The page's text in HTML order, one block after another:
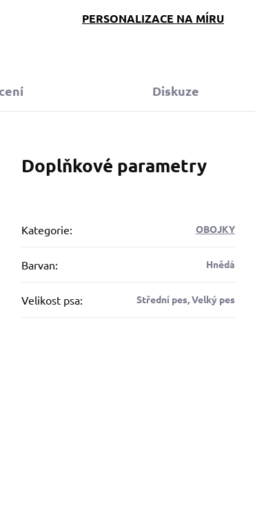
PERSONALIZACE NA MÍRU
Diskuze
Doplňkové parametry
Kategorie: OBOJKY
Barvan: Hnědá
Velikost psa: Střední pes, Velký pes